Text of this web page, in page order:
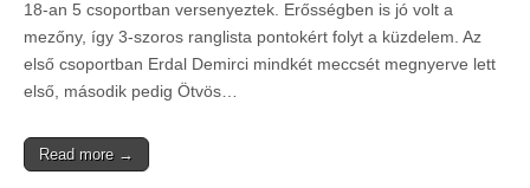
18-an 5 csoportban versenyeztek. Erősségben is jó volt a
mezőny, így 3-szoros ranglista pontokért folyt a küzdelem. Az
első csoportban Erdal Demirci mindkét meccsét megnyerve lett
első, második pedig Ötvös…
Read more →